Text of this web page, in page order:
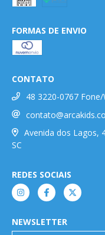
FORMAS DE ENVIO
CONTATO
48 3220-0767
Avenida dos Lagos,
SC
REDES SOCIAIS
NEWSLETTER